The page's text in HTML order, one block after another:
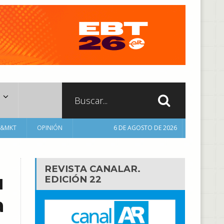
OPINIÓN 6 DE AGOSTO DE 2026
REVISTA CANALAR.
EDICIÓN 22